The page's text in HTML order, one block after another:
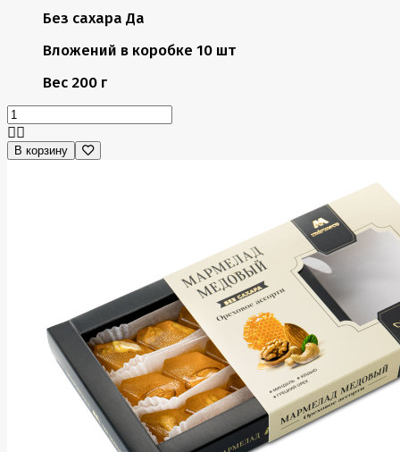
Без сахара Да
Вложений в коробке 10 шт
Вес 200 г
В корзину